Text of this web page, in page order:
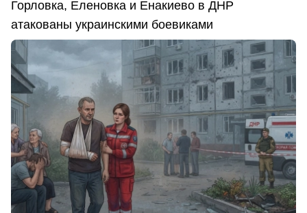
Горловка, Еленовка и Енакиево в ДНР
атакованы украинскими боевиками